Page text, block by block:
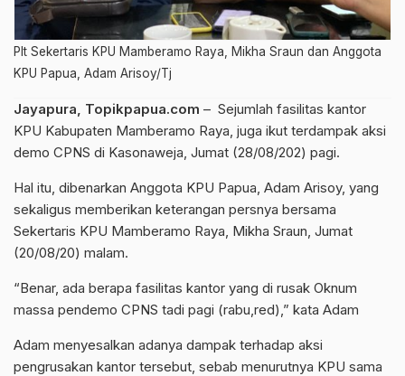
Plt Sekertaris KPU Mamberamo Raya, Mikha Sraun dan Anggota
KPU Papua, Adam Arisoy/Tj
Jayapura, Topikpapua.com – Sejumlah fasilitas kantor
KPU Kabupaten Mamberamo Raya, juga ikut terdampak aksi
demo CPNS di Kasonaweja, Jumat (28/08/202) pagi.
Hal itu, dibenarkan Anggota KPU Papua, Adam Arisoy, yang
sekaligus memberikan keterangan persnya bersama
Sekertaris KPU Mamberamo Raya, Mikha Sraun, Jumat
(20/08/20) malam.
“Benar, ada berapa fasilitas kantor yang di rusak Oknum
massa pendemo CPNS tadi pagi (rabu,red),” kata Adam
Adam menyesalkan adanya dampak terhadap aksi
pengrusakan kantor tersebut, sebab menurutnya KPU sama